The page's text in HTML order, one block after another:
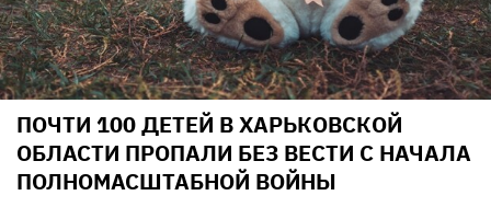
ПОЧТИ 100 ДЕТЕЙ В ХАРЬКОВСКОЙ
ОБЛАСТИ ПРОПАЛИ БЕЗ ВЕСТИ С НАЧАЛА
ПОЛНОМАСШТАБНОЙ ВОЙНЫ